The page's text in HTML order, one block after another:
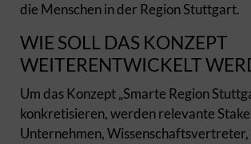
die Menschen in der Region Stuttgart.
WIE SOLL DAS KONZEPT
WEITERENTWICKELT
Um das Konzept „Smarte Region
konkretisieren, werden relevante
Unternehmen, Wissenschaftsvertreter,